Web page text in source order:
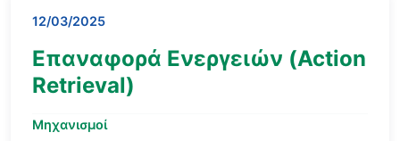
12/03/2025
Επαναφορά Ενεργειών (Action
Retrieval)
Μηχανισμοί